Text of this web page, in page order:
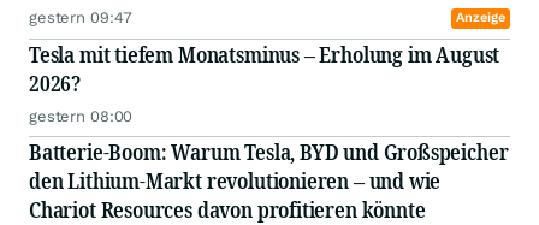
gestern 09:47 Anzeige
Tesla mit tiefem Monatsminus – Erholung im August
2026?
gestern 08:00
Batterie-Boom: Warum Tesla, BYD und Großspeicher
den Lithium-Markt revolutionieren – und wie
Chariot Resources davon profitieren könnte